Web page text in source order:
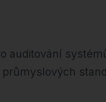
auditování